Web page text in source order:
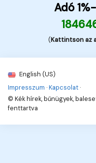
Adó
(Kattintson az
English (US)
Impresszum ·Kapcsolat ·
© Kék hírek, bűnügyek,
fenttartva